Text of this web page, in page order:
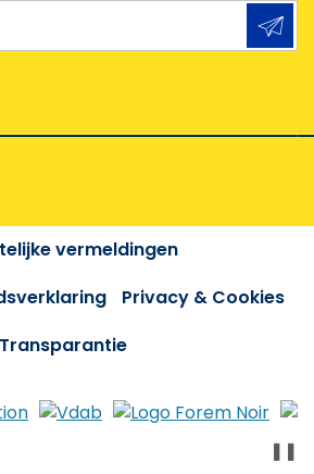
vermeldingen
Privacy & Cookies
Transparantie
❚❚